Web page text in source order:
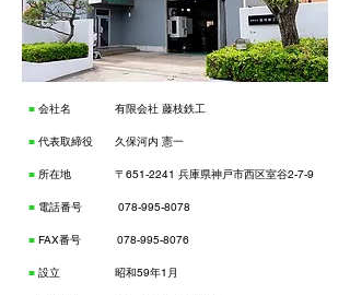
■ 会社名 有限会社 藤枝鉄工
■ 代表取締役 久保河内 憲一
■ 所在地 〒651-2241 兵庫県神戸市西区室谷2-7-9
■ 電話番号 078-995-8078
■ FAX番号 078-995-8076
■ 設立 昭和59年1月